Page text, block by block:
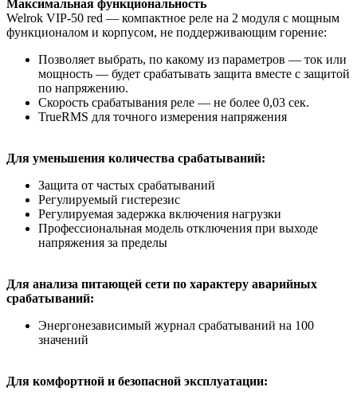
Максимальная функциональность
Welrok VIP-50 red — компактное реле на 2 модуля с мощным
функционалом и корпусом, не поддерживающим горение:
Позволяет выбрать, по какому из параметров — ток или
мощность — будет срабатывать защита вместе с защитой
по напряжению.
Скорость срабатывания реле — не более 0,03 сек.
TrueRMS для точного измерения напряжения
Для уменьшения количества срабатываний:
Защита от частых срабатываний
Регулируемый гистерезис
Регулируемая задержка включения нагрузки
Профессиональная модель отключения при выходе
напряжения за пределы
Для анализа питающей сети по характеру аварийных
срабатываний:
Энергонезависимый журнал срабатываний на 100
значений
Для комфортной и безопасной эксплуатации: